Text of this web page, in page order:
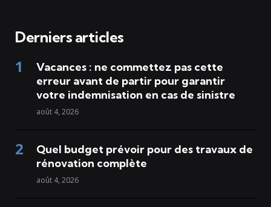
Derniers articles
Vacances : ne commettez pas cette
erreur avant de partir pour garantir
votre indemnisation en cas de sinistre
août 4, 2026
Quel budget prévoir pour des travaux de
rénovation complète
août 4, 2026